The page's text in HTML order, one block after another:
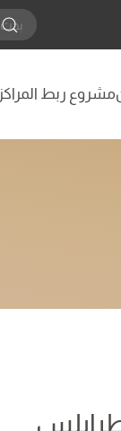
مشروع ربط المراكز